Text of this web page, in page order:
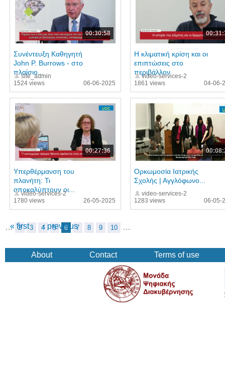
00:30:58
1524 views
Συνέντευξη Καθηγητή
John P. Burrows - στο
πλαίσιο...
site_admin
06-06-2025
1861 views
Η κλιματική κρίση και οι
επιπτώσεις στο
περιβάλλον
video-services-2
04-06-
00:27:36
1780 views
Υπερθέρμανση του
πλανήτη: Τι
αποκαλύπτουν οι...
video-services-2
26-05-2025
1283 views
Ορκωμοσία Ιατρικής
Σχολής | Αγγλόφωνο...
video-services-2
06-05-
« first ‹ previous
… 2 3 4 5 6 7 8 9 10 …
About Contact Terms of use